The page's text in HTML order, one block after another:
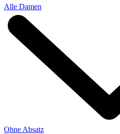
Alle Damen
Ohne Absatz